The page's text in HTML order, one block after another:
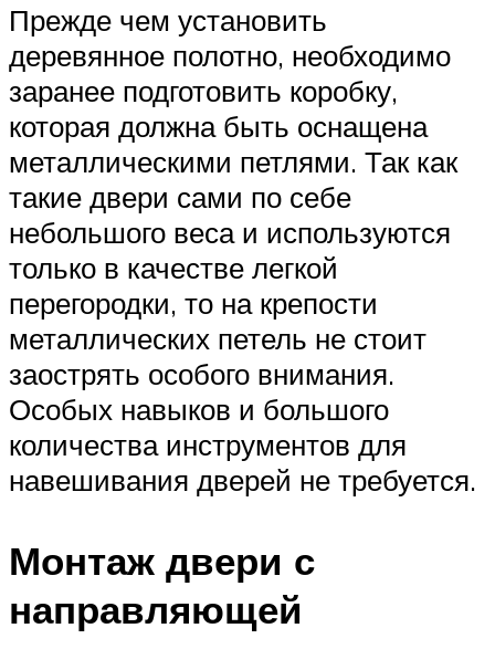
Прежде чем установить
деревянное полотно, необходимо
заранее подготовить коробку,
которая должна быть оснащена
металлическими петлями. Так как
такие двери сами по себе
небольшого веса и используются
только в качестве легкой
перегородки, то на крепости
металлических петель не стоит
заострять особого внимания.
Особых навыков и большого
количества инструментов для
навешивания дверей не требуется.
Монтаж двери с
направляющей